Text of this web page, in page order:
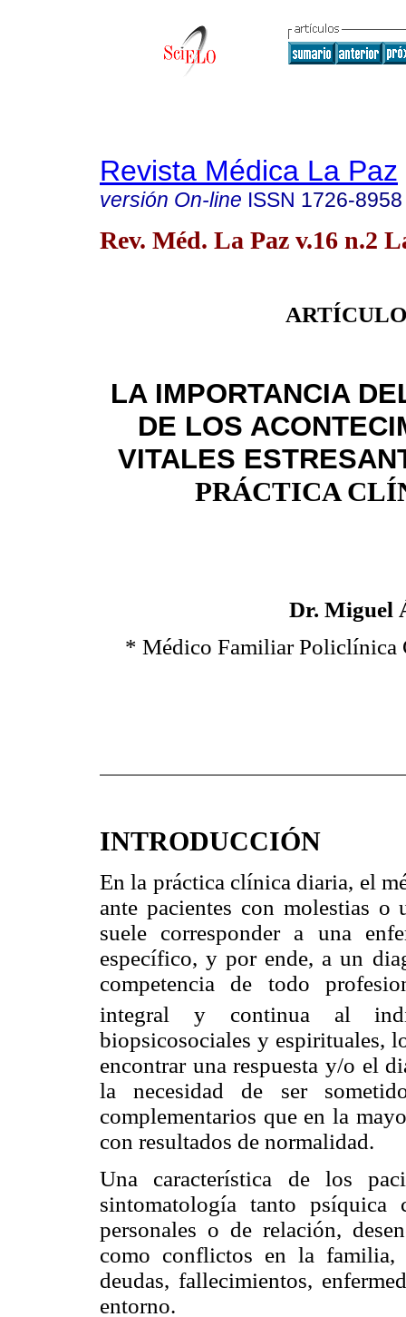
Revista Médica La Paz
versión On-line ISSN 1726-8958
Rev. Méd. La Paz v.16 n.2
LA IMPORTANCIA
DE LOS
VITALES
PRÁCTICA
Dr. Miguel
* Médico Familiar Policlínica
INTRODUCCIÓN
En la práctica clínica diaria, el
ante pacientes con molestias o
suele corresponder a una
específico, y por ende, a un
competencia de todo
integral y continua al
biopsicosociales y espirituales,
encontrar una respuesta y/o el
la necesidad de ser
complementarios que en la
con resultados de normalidad.
Una característica de los
sintomatología tanto psíquica
personales o de relación,
como conflictos en la familia,
deudas, fallecimientos,
entorno.